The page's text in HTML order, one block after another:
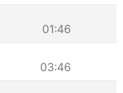
01:46
03:46